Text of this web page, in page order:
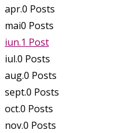
apr.0 Posts
mai0 Posts
iun.1 Post
iul.0 Posts
aug.0 Posts
sept.0 Posts
oct.0 Posts
nov.0 Posts